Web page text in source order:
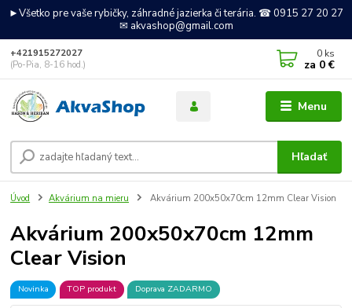
►Všetko pre vaše rybičky, záhradné jazierka či terária. ☎ 0915 27 20 27
✉ akvashop@gmail.com
Menu
Hľadať
+421915272027
(Po-Pia, 8-16 hod.)
0 ks
za 0 €
Úvod Akvárium na mieru Akvárium 200x50x70cm 12mm Clear Vision
Akvárium 200x50x70cm 12mm
Clear Vision
Novinka TOP produkt Doprava ZADARMO